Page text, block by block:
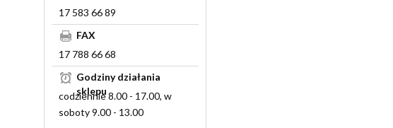
17 583 66 89
FAX
17 788 66 68
Godziny działania
sklepu
codziennie 8.00 - 17.00, w
soboty 9.00 - 13.00